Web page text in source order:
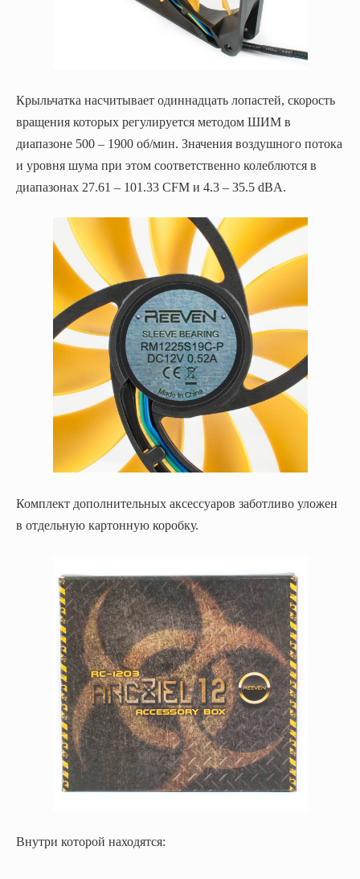
Крыльчатка насчитывает одиннадцать лопастей, скорость
вращения которых регулируется методом ШИМ в
диапазоне 500 – 1900 об/мин. Значения воздушного потока
и уровня шума при этом соответственно колеблются в
диапазонах 27.61 – 101.33 CFM и 4.3 – 35.5 dBA.
Комплект дополнительных аксессуаров заботливо уложен
в отдельную картонную коробку.
Внутри которой находятся: